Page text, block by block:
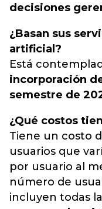
decisiones
¿Basan sus
artificial?
Está
incorporación
semestre de
¿Qué costos
Tiene un costo
usuarios que
por usuario al
número de
incluyen todas